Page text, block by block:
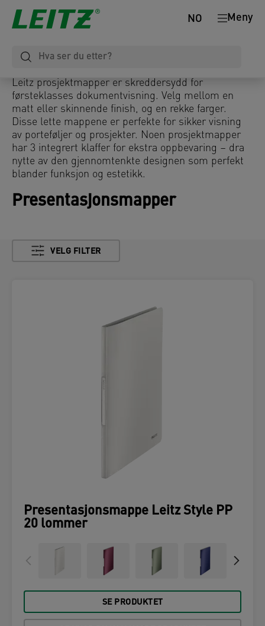
Meny
NO
Leitz prosjektmapper er skreddersydd for
førsteklasses dokumentvisning. Velg mellom en
matt eller skinnende finish, og en rekke farger.
Disse lette mappene er perfekte for sikker visning
av porteføljer og prosjekter. Noen prosjektmapper
har 3 integrert klaffer for ekstra oppbevaring – dra
nytte av den gjennomtenkte designen som perfekt
blander funksjon og estetikk.
Presentasjonsmapper
VELG FILTER
Presentasjonsmappe Leitz Style PP
20 lommer
SE PRODUKTET